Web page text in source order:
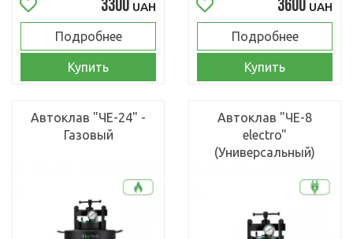
3300 UAH
Подробнее
Купить
3600 UAH
Подробнее
Купить
Автоклав "ЧЕ-24" -
Газовый
Автоклав "ЧЕ-8
electro"
(Универсальный)